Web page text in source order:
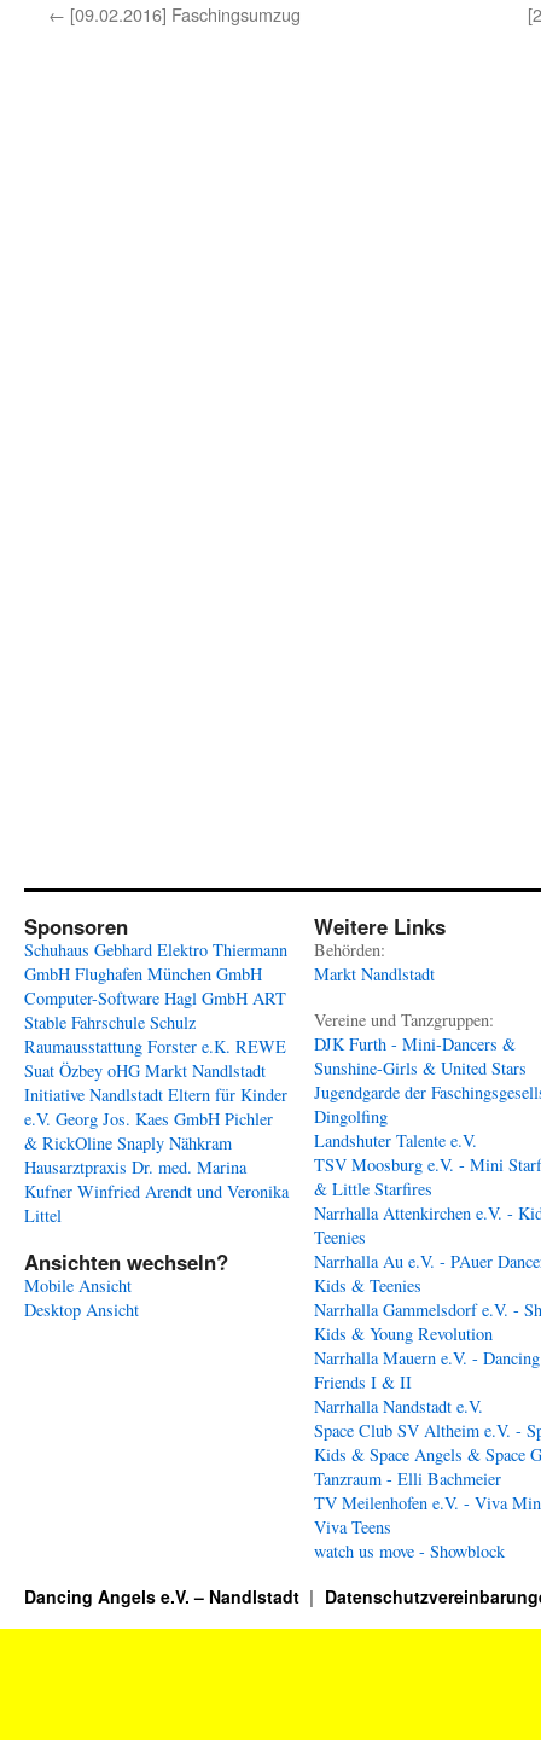
← [09.02.2016] Faschingsumzug
Sponsoren
Schuhaus Gebhard Elektro Thiermann
GmbH Flughafen München GmbH
Computer-Software Hagl GmbH ART
Stable Fahrschule Schulz
Raumausstattung Forster e.K. REWE
Suat Özbey oHG Markt Nandlstadt
Initiative Nandlstadt Eltern für Kinder
e.V. Georg Jos. Kaes GmbH Pichler
& RickOline Snaply Nähkram
Hausarztpraxis Dr. med. Marina
Kufner Winfried Arendt und Veronika
Littel
Ansichten wechseln?
Mobile Ansicht
Desktop Ansicht
Weitere Links
Behörden:
Markt Nandlstadt
Vereine und Tanzgruppen:
DJK Furth - Mini-Dancers &
Sunshine-Girls & United Stars
Jugendgarde der
Dingolfing
Landshuter Talente e.V.
TSV Moosburg e.V. - Mini
& Little Starfires
Narrhalla Attenkirchen e.V. -
Teenies
Narrhalla Au e.V. - PAuer
Kids & Teenies
Narrhalla Gammelsdorf e.V. -
Kids & Young Revolution
Narrhalla Mauern e.V. - Dancing
Friends I & II
Narrhalla Nandstadt e.V.
Space Club SV Altheim e.V. -
Kids & Space Angels & Space
Tanzraum - Elli Bachmeier
TV Meilenhofen e.V. - Viva
Viva Teens
watch us move - Showblock
Dancing Angels e.V. – Nandlstadt